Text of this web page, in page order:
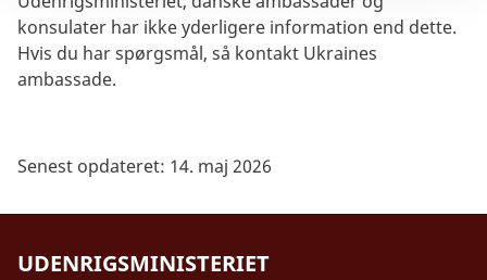
konsulater har ikke yderligere information end dette.
Hvis du har spørgsmål, så kontakt Ukraines
ambassade.
Senest opdateret: 14. maj 2026
UDENRIGSMINISTERIET